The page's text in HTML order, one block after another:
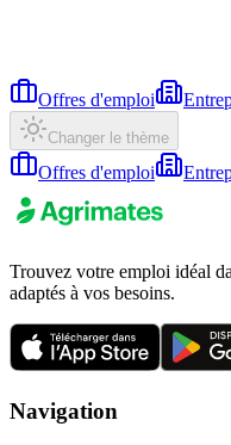
Offres d'emploi
Changer le thème
Offres d'emploi
Trouvez votre emploi idéal
adaptés à vos besoins.
Navigation